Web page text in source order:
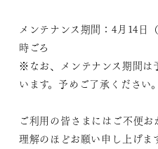
メンテナンス期間：4月14日
時ごろ
※なお、メンテナンス期間は
います。予めご了承ください。
ご利用の皆さまにはご不便
理解のほどお願い申し上げます